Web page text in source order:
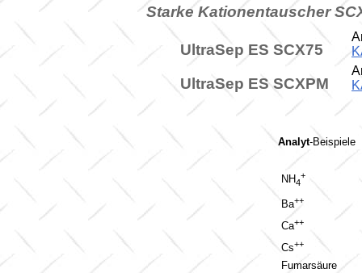
Starke Kationentauscher
UltraSep ES SCX75
UltraSep ES SCXPM
Analyt-Beispiele
NH4
+
Ba++
Ca++
Cs++
Fumarsäure